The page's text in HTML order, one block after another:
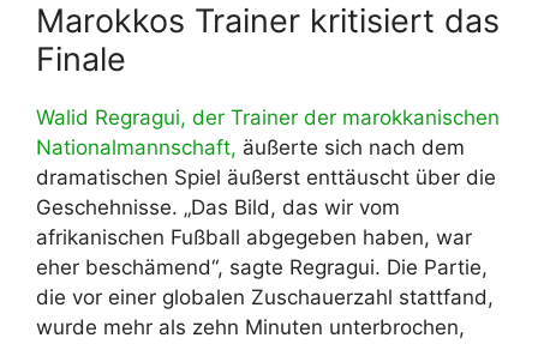
Marokkos Trainer kritisiert das
Finale
Walid Regragui, der Trainer der marokkanischen
Nationalmannschaft, äußerte sich nach dem
dramatischen Spiel äußerst enttäuscht über die
Geschehnisse. „Das Bild, das wir vom
afrikanischen Fußball abgegeben haben, war
eher beschämend“, sagte Regragui. Die Partie,
die vor einer globalen Zuschauerzahl stattfand,
wurde mehr als zehn Minuten unterbrochen,